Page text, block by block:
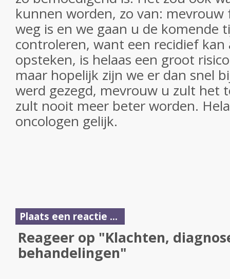
kunnen worden, zo van:
weg is en we gaan u de komende
controleren, want een recidief kan
opsteken, is helaas een groot
maar hopelijk zijn we er dan snel
werd gezegd, mevrouw u zult het
zult nooit meer beter worden.
oncologen gelijk.
Plaats een reactie ...
Reageer op "Klachten,
behandelingen"